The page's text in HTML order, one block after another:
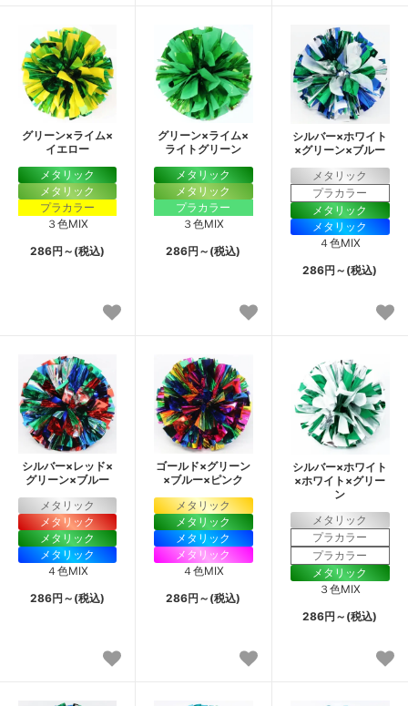
グリーン×ライム×
イエロー
メタリック
メタリック
プラカラー
３色MIX
286円～(税込)
グリーン×ライム×
ライトグリーン
メタリック
メタリック
プラカラー
３色MIX
286円～(税込)
シルバー×ホワイト
×グリーン×ブルー
メタリック
プラカラー
メタリック
メタリック
４色MIX
286円～(税込)
シルバー×レッド×
グリーン×ブルー
メタリック
メタリック
メタリック
メタリック
４色MIX
286円～(税込)
ゴールド×グリーン
×ブルー×ピンク
メタリック
メタリック
メタリック
メタリック
４色MIX
286円～(税込)
シルバー×ホワイト
×ホワイト×グリー
ン
メタリック
プラカラー
プラカラー
メタリック
３色MIX
286円～(税込)